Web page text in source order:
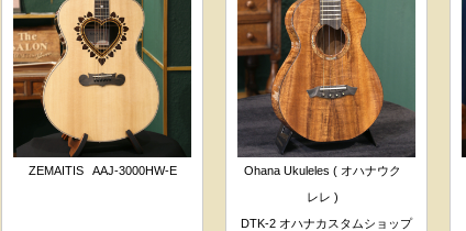
ZEMAITIS AAJ-3000HW-E
Ohana Ukuleles ( オハナウク
レレ )
DTK-2 オハナカスタムショップ